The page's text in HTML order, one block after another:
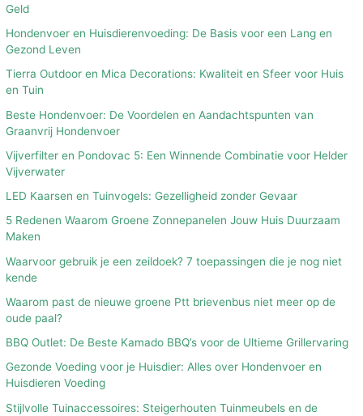
Geld
Hondenvoer en Huisdierenvoeding: De Basis voor een Lang en
Gezond Leven
Tierra Outdoor en Mica Decorations: Kwaliteit en Sfeer voor Huis
en Tuin
Beste Hondenvoer: De Voordelen en Aandachtspunten van
Graanvrij Hondenvoer
Vijverfilter en Pondovac 5: Een Winnende Combinatie voor Helder
Vijverwater
LED Kaarsen en Tuinvogels: Gezelligheid zonder Gevaar
5 Redenen Waarom Groene Zonnepanelen Jouw Huis Duurzaam
Maken
Waarvoor gebruik je een zeildoek? 7 toepassingen die je nog niet
kende
Waarom past de nieuwe groene Ptt brievenbus niet meer op de
oude paal?
BBQ Outlet: De Beste Kamado BBQ’s voor de Ultieme Grillervaring
Gezonde Voeding voor je Huisdier: Alles over Hondenvoer en
Huisdieren Voeding
Stijlvolle Tuinaccessoires: Steigerhouten Tuinmeubels en de